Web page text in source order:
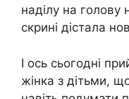
наділу на голову
скрині дістала
І ось сьогодні
жінка з дітьми,